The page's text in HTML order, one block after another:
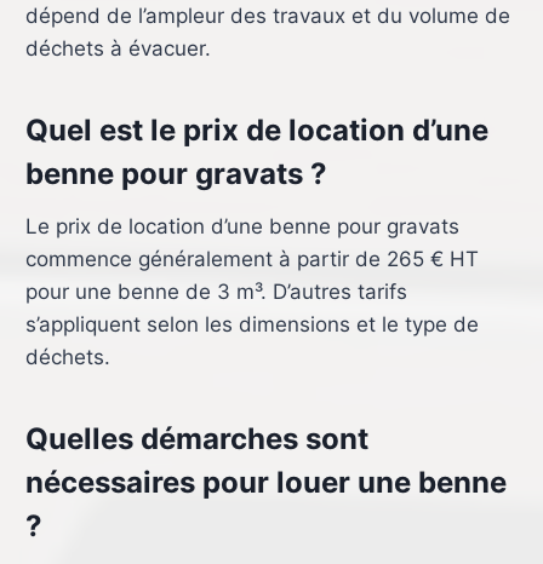
dépend de l’ampleur des travaux et du volume de
déchets à évacuer.
Quel est le prix de location d’une
benne pour gravats ?
Le prix de location d’une benne pour gravats
commence généralement à partir de 265 € HT
pour une benne de 3 m³. D’autres tarifs
s’appliquent selon les dimensions et le type de
déchets.
Quelles démarches sont
nécessaires pour louer une benne
?